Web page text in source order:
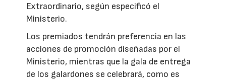
Extraordinario, según especificó el
Ministerio.
Los premiados tendrán preferencia en las
acciones de promoción diseñadas por el
Ministerio, mientras que la gala de entrega
de los galardones se celebrará, como es